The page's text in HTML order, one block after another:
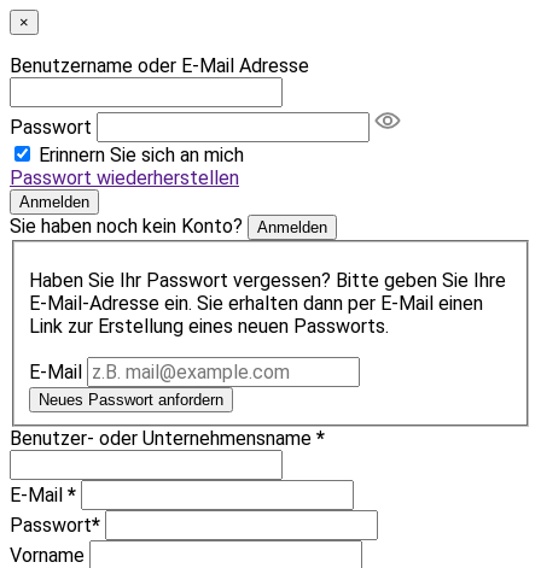
×
Benutzername oder E-Mail Adresse
Passwort
Erinnern Sie sich an mich
Passwort wiederherstellen
Anmelden
Sie haben noch kein Konto? Anmelden
Haben Sie Ihr Passwort vergessen? Bitte geben Sie Ihre
E-Mail-Adresse ein. Sie erhalten dann per E-Mail einen
Link zur Erstellung eines neuen Passworts.
E-Mail
Neues Passwort anfordern
Benutzer- oder Unternehmensname *
E-Mail *
Passwort*
Vorname